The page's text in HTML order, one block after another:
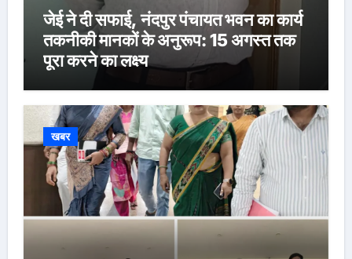
जेई ने दी सफाई, नंदपुर पंचायत भवन का कार्य
तकनीकी मानकों के अनुरूप: 15 अगस्त तक
पूरा करने का लक्ष्य
खबर